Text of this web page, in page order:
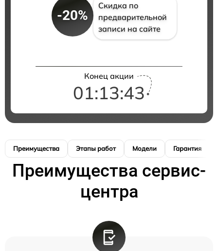
-20%
Скидка по
предварительной
записи на сайте
Конец акции
01:13:42
Преимущества Этапы работ Модели Гарантия
Преимущества сервис-
центра